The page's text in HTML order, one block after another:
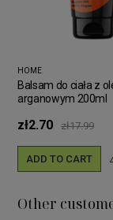
HOME
Balsam do ciała z
arganowym 200ml
zł2.70 zł17.99
ADD TO CART
Other